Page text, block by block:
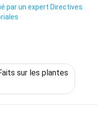
par un expert Directives
sur les plantes